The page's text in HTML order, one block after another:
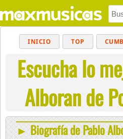
INICIO TOP
MUSICA
BALADAS
Escucha lo
Alboran de
► Biografía de Pablo